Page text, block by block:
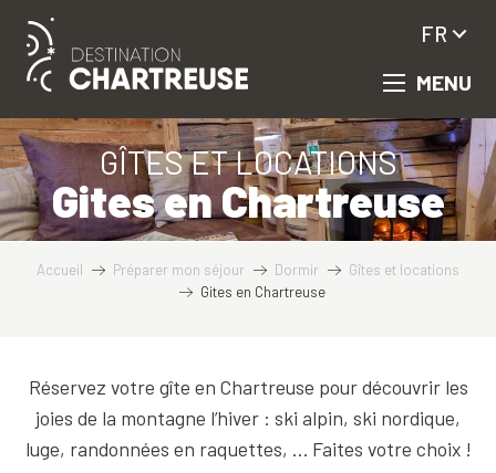
contenu
principal
MENU
FR
GÎTES ET LOCATIONS
Gites en Chartreuse
Accueil Préparer mon séjour Dormir
Gîtes et locations
Gites en Chartreuse
Réservez votre gîte en Chartreuse pour découvrir les
joies de la montagne l’hiver : ski alpin, ski nordique,
luge, randonnées en raquettes, … Faites votre choix !